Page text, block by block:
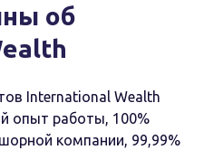
об
International Wealth
опыт работы, 100%
компании, 99,99%